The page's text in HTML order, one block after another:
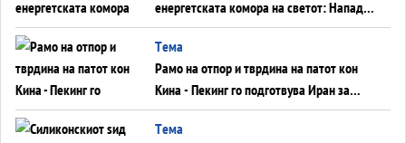
енергетската комора на светот: Нападот
во Суец најавува глобален енергетски
инфаркт?
Tема
Рамо на отпор и тврдина на патот кон
Кина - Пекинг го подготвува Иран за
американска копнена инвазија
Tема